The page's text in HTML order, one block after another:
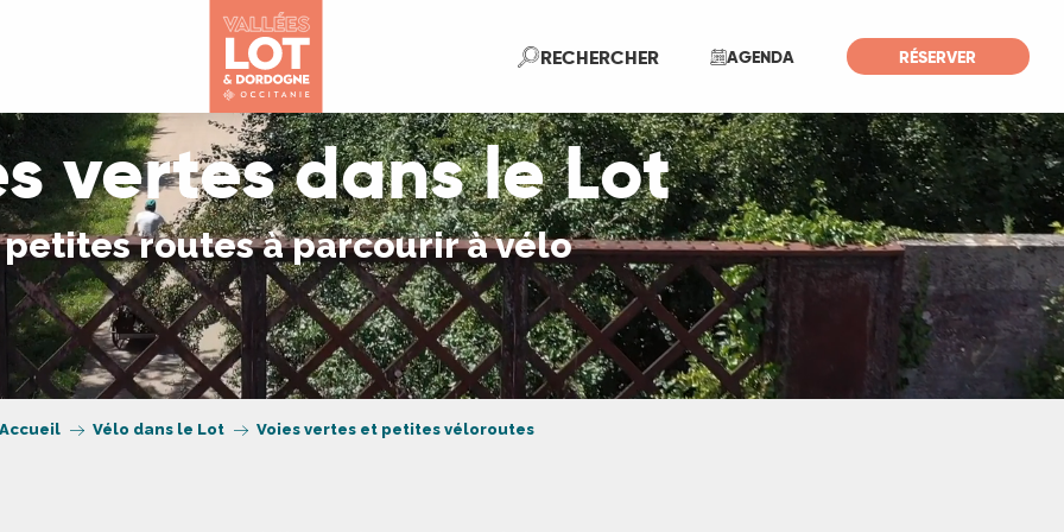
AGENDA RÉSERVER
RECHERCHERRecherche
vertes dans le Lot
petites routes à parcourir à vélo
Accueil Vélo dans le Lot Voies vertes et petites véloroutes